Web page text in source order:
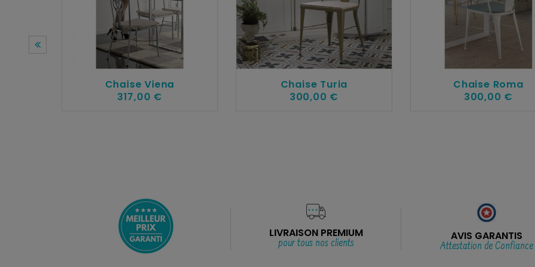
Chaise Viena
317,00 €
Chaise Turia
300,00 €
Chaise Roma
300,00 €
LIVRAISON PREMIUM
pour tous nos clients
AVIS GARANTIS
Attestation de Confiance